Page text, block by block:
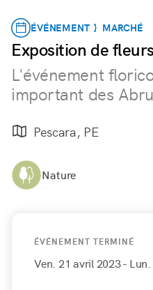
ÉVÉNEMENT } MARCHÉ
Exposition de fleurs
L'événement
important des
Pescara, PE
Nature
ÉVÉNEMENT TERMINÉ
Ven. 21 avril 2023-